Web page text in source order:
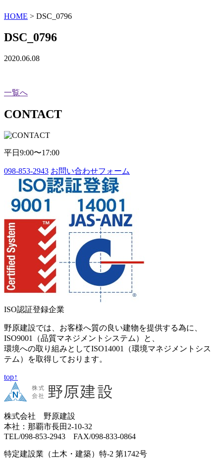
HOME > DSC_0796
DSC_0796
2020.06.08
一覧へ
CONTACT
平日9:00〜17:00
098-853-2943 お問い合わせフォーム
ISO認証登録企業
野原建設では、お客様へ質の良い建物を提供する為に、
ISO9001（品質マネジメントシステム）と、
環境への取り組みとしてISO14001（環境マネジメントシス
テム）を取得しております。
top↑
株式会社 野原建設
本社：那覇市長田2-10-32
TEL/098-853-2943 FAX/098-833-0864
特定建設業（土木・建築）特-2 第1742号